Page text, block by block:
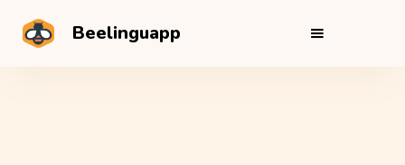
Beelinguapp